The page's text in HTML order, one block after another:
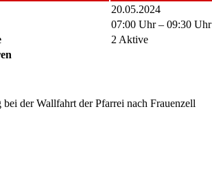
20.05.2024
07:00 Uhr – 09:30 Uhr
2 Aktive
bei der Wallfahrt der Pfarrei nach Frauenzell